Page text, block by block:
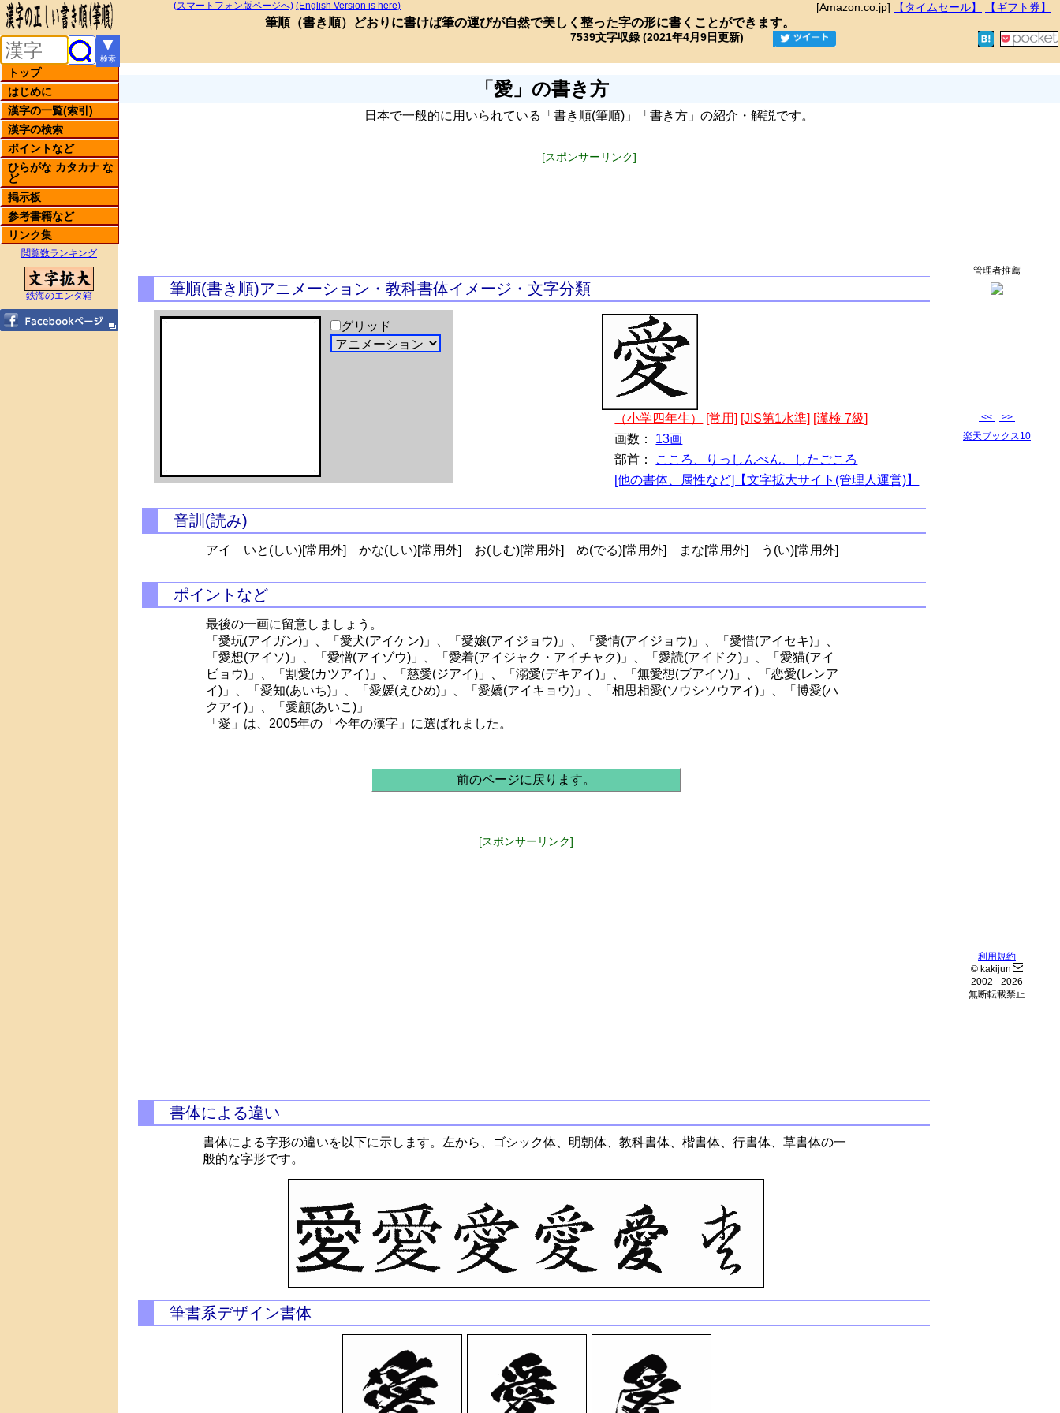
[Amazon.co.jp] 【タイムセール】 【ギフト券】
(スマートフォン版ページへ) (English Version is here)
筆順（書き順）どおりに書けば筆の運びが自然で美しく整った字の形に書くことができます。
7539文字収録 (2021年4月9日更新)
▼
検索
トップ
はじめに
漢字の一覧(索引)
漢字の検索
ポイントなど
ひらがな カタカナ な
ど
掲示板
参考書籍など
リンク集
閲覧数ランキング
鉄海のエンタ箱
「愛」の書き方
日本で一般的に用いられている「書き順(筆順)」「書き方」の紹介・解説です。
[スポンサーリンク]
筆順(書き順)アニメーション・教科書体イメージ・文字分類
グリッド
（小学四年生） [常用] [JIS第1水準] [漢検 7級]
画数： 13画
部首： こころ、りっしんべん、したごころ
[他の書体、属性など]【文字拡大サイト(管理人運営)】
音訓(読み)
アイ いと(しい)[常用外] かな(しい)[常用外] お(しむ)[常用外] め(でる)[常用外] まな[常用外] う(い)[常用外]
ポイントなど
最後の一画に留意しましょう。
「愛玩(アイガン)」、「愛犬(アイケン)」、「愛嬢(アイジョウ)」、「愛情(アイジョウ)」、「愛惜(アイセキ)」、
「愛想(アイソ)」、「愛憎(アイゾウ)」、「愛着(アイジャク・アイチャク)」、「愛読(アイドク)」、「愛猫(アイ
ビョウ)」、「割愛(カツアイ)」、「慈愛(ジアイ)」、「溺愛(デキアイ)」、「無愛想(ブアイソ)」、「恋愛(レンア
イ)」、「愛知(あいち)」、「愛媛(えひめ)」、「愛嬌(アイキョウ)」、「相思相愛(ソウシソウアイ)」、「博愛(ハ
クアイ)」、「愛顧(あいこ)」
「愛」は、2005年の「今年の漢字」に選ばれました。
前のページに戻ります。
[スポンサーリンク]
書体による違い
書体による字形の違いを以下に示します。左から、ゴシック体、明朝体、教科書体、楷書体、行書体、草書体の一
般的な字形です。
筆書系デザイン書体
管理者推薦
<<
>>
楽天ブックス10
利用規約
© kakijun
2002 - 2026
無断転載禁止